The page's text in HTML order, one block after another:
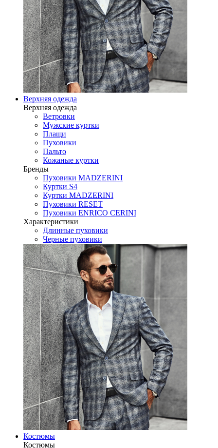
Верхняя одежда
Верхняя одежда
Ветровки
Мужские куртки
Плащи
Пуховики
Пальто
Кожаные куртки
Бренды
Пуховики MADZERINI
Куртки S4
Куртки MADZERINI
Пуховики RESET
Пуховики ENRICO CERINI
Характеристики
Длинные пуховики
Черные пуховики
Костюмы
Костюмы